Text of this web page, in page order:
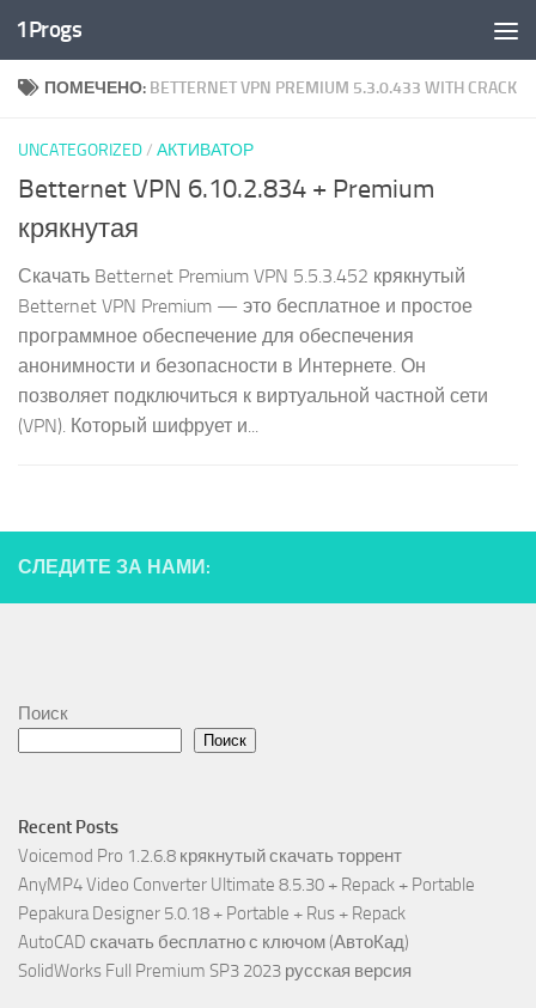
Перейти к содержимому
1Progs
ПОМЕЧЕНО: BETTERNET VPN PREMIUM 5.3.0.433 WITH CRACK
UNCATEGORIZED/ АКТИВАТОР
Betternet VPN 6.10.2.834 + Premium
крякнутая
Скачать Betternet Premium VPN 5.5.3.452 крякнутый
Betternet VPN Premium — это бесплатное и простое
программное обеспечение для обеспечения
анонимности и безопасности в Интернете. Он
позволяет подключиться к виртуальной частной сети
(VPN). Который шифрует и...
СЛЕДИТЕ ЗА НАМИ:
Поиск
Поиск
Recent Posts
Voicemod Pro 1.2.6.8 крякнутый скачать торрент
AnyMP4 Video Converter Ultimate 8.5.30 + Repack + Portable
Pepakura Designer 5.0.18 + Portable + Rus + Repack
AutoCAD скачать бесплатно с ключом (АвтоКад)
SolidWorks Full Premium SP3 2023 русская версия